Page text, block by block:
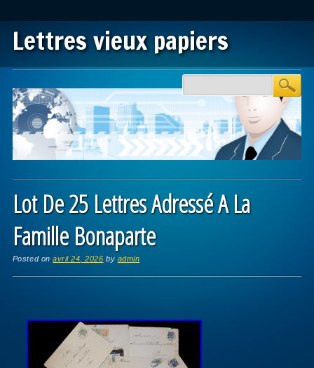
Lettres vieux papiers
Main menu
Lot De 25 Lettres Adressé A La
Famille Bonaparte
Posted onavril 24, 2026 by admin